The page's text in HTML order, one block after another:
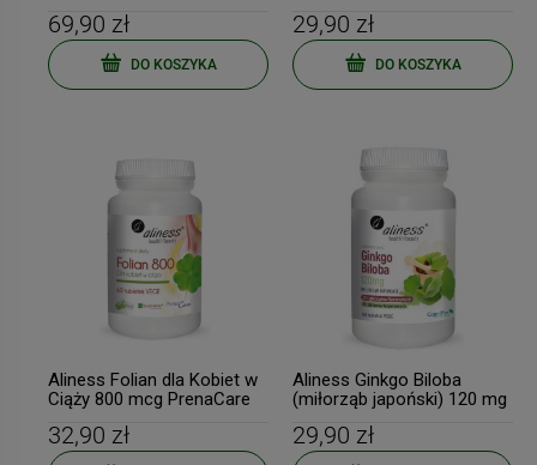
69,90 zł
DO KOSZYKA
29,90 zł
DO KOSZYKA
Aliness Folian dla Kobiet w
Ciąży 800 mcg PrenaCare
32,90 zł
Aliness Ginkgo Biloba
(miłorząb japoński) 120 mg
29,90 zł